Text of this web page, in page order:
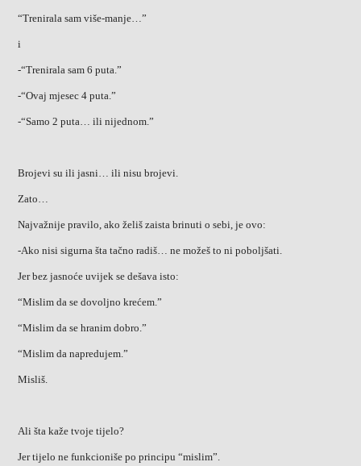
“Trenirala sam više-manje…”
i
-“Trenirala sam 6 puta.”
-“Ovaj mjesec 4 puta.”
-“Samo 2 puta… ili nijednom.”
Brojevi su ili jasni… ili nisu brojevi.
Zato…
Najvažnije pravilo, ako želiš zaista brinuti o sebi, je ovo:
-Ako nisi sigurna šta tačno radiš… ne možeš to ni poboljšati.
Jer bez jasnoće uvijek se dešava isto:
“Mislim da se dovoljno krećem.”
“Mislim da se hranim dobro.”
“Mislim da napredujem.”
Misliš.
Ali šta kaže tvoje tijelo?
Jer tijelo ne funkcioniše po principu “mislim”.